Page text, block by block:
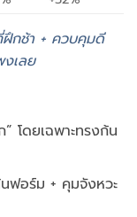
กช้า + ควบคุมดี
เลย
โดยเฉพาะทรงก้น
ฟอร์ม + คุมจังหวะ